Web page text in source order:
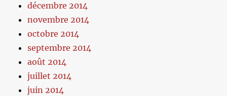
décembre 2014
novembre 2014
octobre 2014
septembre 2014
août 2014
juillet 2014
juin 2014